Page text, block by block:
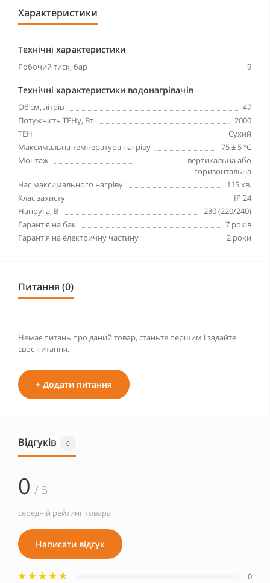
Характеристики
Технічні характеристики
Робочий тиск, бар 9
Технічні характеристики водонагрівачів
Об’єм, літрів
47
Потужність ТЕНу, Вт
2000
ТЕН
Сухий
Максимальна температура нагріву
75 ± 5 ºC
Монтаж
вертикальна або
горизонтальна
Час максимального нагріву
115 хв.
Клас захисту
IP 24
Напруга, В
230 (220/240)
Гарантія на бак
7 років
Гарантія на електричну частину
2 роки
Питання (0)
Немає питань про даний товар, станьте першим і задайте
своє питання.
+ Додати питання
Відгуків 0
0 / 5
середній рейтинг товара
Написати відгук
0